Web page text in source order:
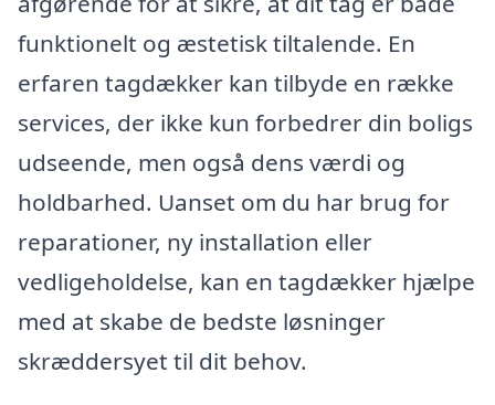
funktionelt og æstetisk tiltalende. En
erfaren tagdækker kan tilbyde en række
services, der ikke kun forbedrer din boligs
udseende, men også dens værdi og
holdbarhed. Uanset om du har brug for
reparationer, ny installation eller
vedligeholdelse, kan en tagdækker hjælpe
med at skabe de bedste løsninger
skræddersyet til dit behov.